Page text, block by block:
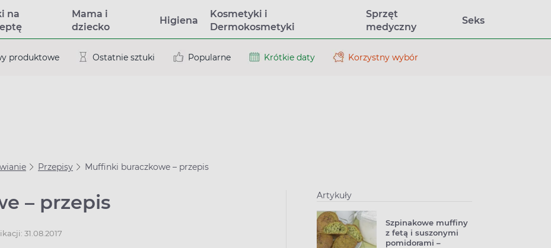
na
Mama i
dziecko
Higiena
Kosmetyki i
Dermokosmetyki
Sprzęt
medyczny
Seks
produktowe Ostatnie sztuki Popularne Krótkie daty Korzystny wybór
Przepisy Muffinki buraczkowe – przepis
– przepis
31.08.2017
Artykuły
Szpinakowe muffiny
z fetą i suszonymi
pomidorami –